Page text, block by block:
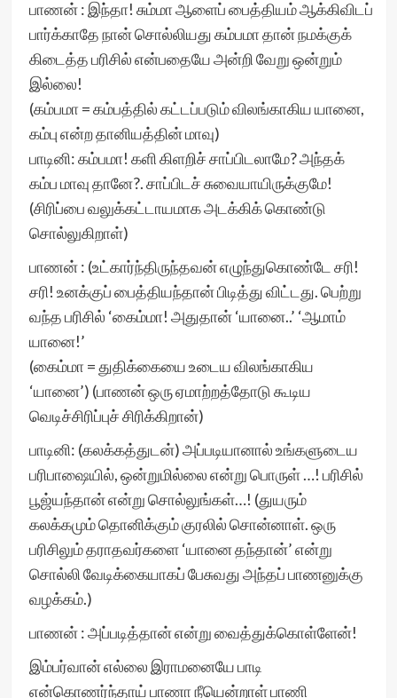
பாணன் : இந்தா! சும்மா ஆளைப் பைத்தியம் ஆக்கிவிடப்
பார்க்காதே நான் சொல்லியது கம்பமா தான் நமக்குக்
கிடைத்த பரிசில் என்பதையே அன்றி வேறு ஒன்றும்
இல்லை!
(கம்பமா = கம்பத்தில் கட்டப்படும் விலங்காகிய யானை,
கம்பு என்ற தானியத்தின் மாவு)
பாடினி: கம்பமா! களி கிளறிச் சாப்பிடலாமே? அந்தக்
கம்ப மாவு தானே?. சாப்பிடச் சுவையாயிருக்குமே!
(சிரிப்பை வலுக்கட்டாயமாக அடக்கிக் கொண்டு
சொல்லுகிறாள்)
பாணன் : (உட்கார்ந்திருந்தவன் எழுந்துகொண்டே சரி!
சரி! உனக்குப் பைத்தியந்தான் பிடித்து விட்டது. பெற்று
வந்த பரிசில் ‘கைம்மா! அதுதான் ‘யானை..’ ‘ஆமாம்
யானை!’
(கைம்மா = துதிக்கையை உடைய விலங்காகிய
‘யானை’) (பாணன் ஒரு ஏமாற்றத்தோடு கூடிய
வெடிச்சிரிப்புச் சிரிக்கிறான்)
பாடினி: (கலக்கத்துடன்) அப்படியானால் உங்களுடைய
பரிபாஷையில், ஒன்றுமில்லை என்று பொருள் …! பரிசில்
பூஜ்யந்தான் என்று சொல்லுங்கள்…! (துயரும்
கலக்கமும் தொனிக்கும் குரலில் சொன்னாள். ஒரு
பரிசிலும் தராதவர்களை ‘யானை தந்தான்’ என்று
சொல்லி வேடிக்கையாகப் பேசுவது அந்தப் பாணனுக்கு
வழக்கம்.)
பாணன் : அப்படித்தான் என்று வைத்துக்கொள்ளேன்!
இம்பர்வான் எல்லை இராமனையே பாடி
என்கொணர்ந்தாய் பாணா நீயென்றாள் பாணி